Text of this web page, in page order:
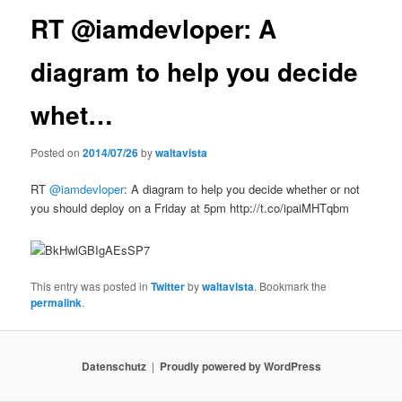
RT @iamdevloper: A
diagram to help you decide
whet…
Posted on2014/07/26bywaltavista
RT@iamdevloper: A diagram to help you decide whether or not
you should deploy on a Friday at 5pm http://t.co/ipaiMHTqbm
This entry was posted inTwitterbywaltavista. Bookmark the
permalink.
Datenschutz Proudly powered by WordPress